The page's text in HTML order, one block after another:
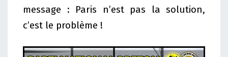
message : Paris n’est pas la solution,
c’est le problème !